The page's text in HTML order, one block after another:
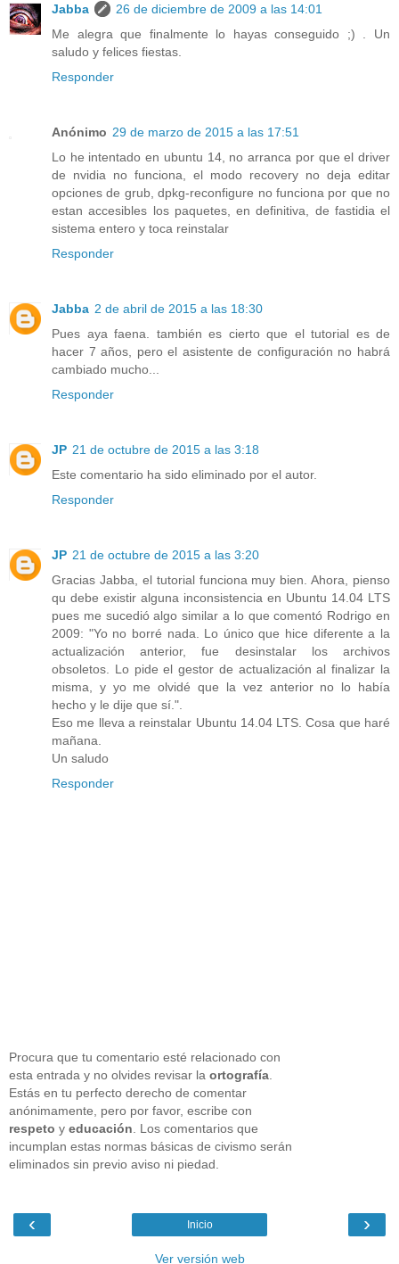
Jabba
26 de diciembre de 2009 a las 14:01
Me alegra que finalmente lo hayas conseguido ;) . Un
saludo y felices fiestas.
Responder
Anónimo 29 de marzo de 2015 a las 17:51
Lo he intentado en ubuntu 14, no arranca por que el driver
de nvidia no funciona, el modo recovery no deja editar
opciones de grub, dpkg-reconfigure no funciona por que no
estan accesibles los paquetes, en definitiva, de fastidia el
sistema entero y toca reinstalar
Responder
Jabba 2 de abril de 2015 a las 18:30
Pues aya faena. también es cierto que el tutorial es de
hacer 7 años, pero el asistente de configuración no habrá
cambiado mucho...
Responder
JP 21 de octubre de 2015 a las 3:18
Este comentario ha sido eliminado por el autor.
Responder
JP 21 de octubre de 2015 a las 3:20
Gracias Jabba, el tutorial funciona muy bien. Ahora, pienso
qu debe existir alguna inconsistencia en Ubuntu 14.04 LTS
pues me sucedió algo similar a lo que comentó Rodrigo en
2009: "Yo no borré nada. Lo único que hice diferente a la
actualización anterior, fue desinstalar los archivos
obsoletos. Lo pide el gestor de actualización al finalizar la
misma, y yo me olvidé que la vez anterior no lo había
hecho y le dije que sí.".
Eso me lleva a reinstalar Ubuntu 14.04 LTS. Cosa que haré
mañana.
Un saludo
Responder
Procura que tu comentario esté relacionado con
esta entrada y no olvides revisar la ortografía.
Estás en tu perfecto derecho de comentar
anónimamente, pero por favor, escribe con
respeto y educación. Los comentarios que
incumplan estas normas básicas de civismo serán
eliminados sin previo aviso ni piedad.
‹ ›
Inicio
Ver versión web